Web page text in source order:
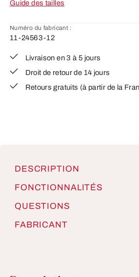
Guide des tailles
Numéro du fabricant :
11-24563-12
Livraison en 3 à 5 jours
Droit de retour de 14 jours
Retours gratuits (à partir de la
DESCRIPTION
FONCTIONNALITÉS
QUESTIONS
FABRICANT